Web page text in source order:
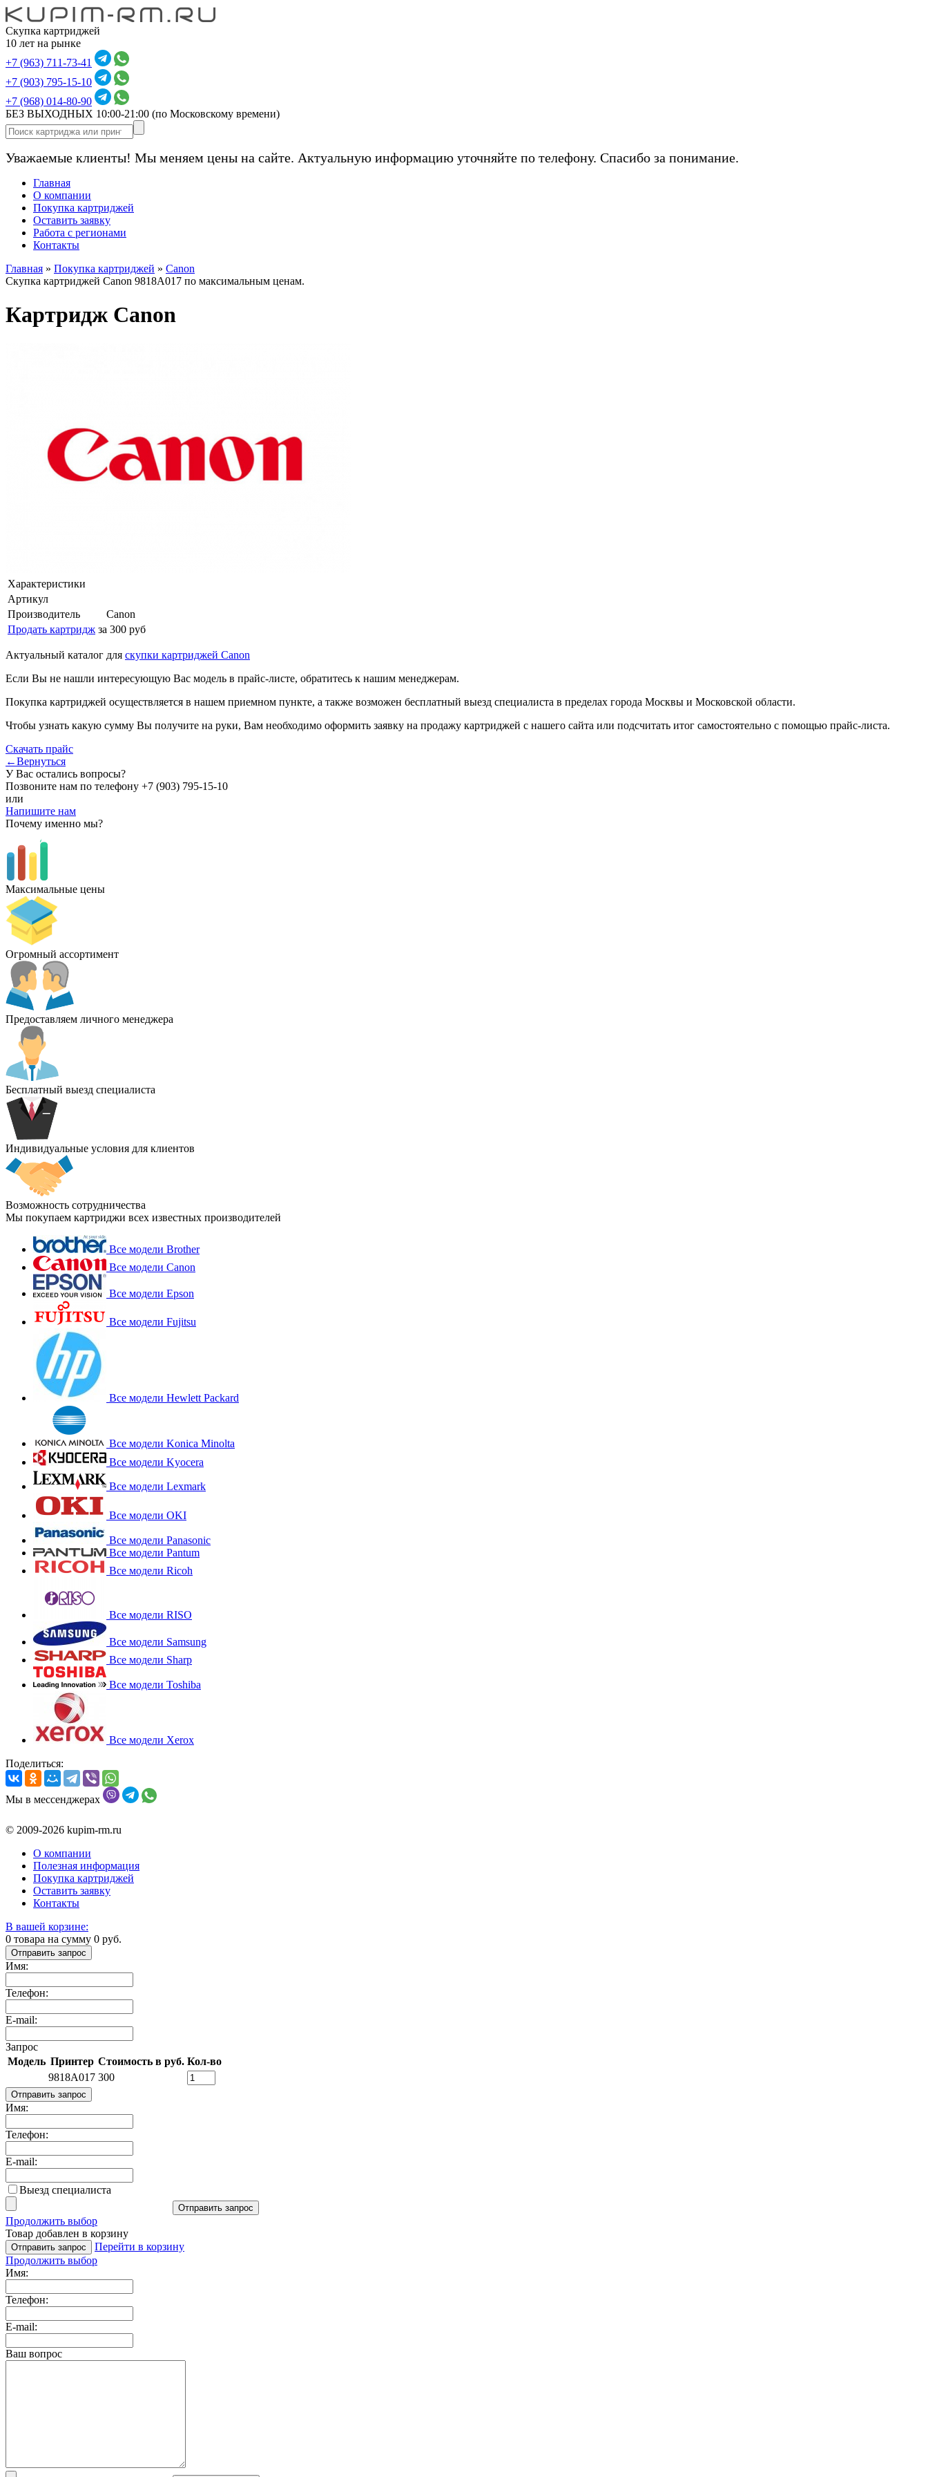
Скупка картриджей
10 лет на рынке
+7 (963) 711-73-41
+7 (903) 795-15-10
+7 (968) 014-80-90
БЕЗ ВЫХОДНЫХ 10:00-21:00 (по Московскому времени)
Уважаемые клиенты! Мы меняем цены на сайте. Актуальную информацию уточняйте по телефону. Спасибо за понимание.
Главная
О компании
Покупка картриджей
Оставить заявку
Работа с регионами
Контакты
Главная » Покупка картриджей » Canon
Скупка картриджей Canon 9818A017 по максимальным ценам.
Картридж Canon
Характеристики
Артикул
Производитель
Canon
Продать картридж за 300 руб
Актуальный каталог для скупки картриджей Canon
Если Вы не нашли интересующую Вас модель в прайс-листе, обратитесь к нашим менеджерам.
Покупка картриджей осуществляется в нашем приемном пункте, а также возможен бесплатный выезд специалиста в пределах города Москвы и Московской области.
Чтобы узнать какую сумму Вы получите на руки, Вам необходимо оформить заявку на продажу картриджей с нашего сайта или подсчитать итог самостоятельно с помощью прайс-листа.
Скачать прайс
←Вернуться
У Вас остались вопросы?
Позвоните нам по телефону +7 (903) 795-15-10
или
Напишите нам
Почему именно мы?
Максимальные цены
Огромный ассортимент
Предоставляем личного менеджера
Бесплатный выезд специалиста
Индивидуальные условия для клиентов
Возможность сотрудничества
Мы покупаем картриджи всех известных производителей
Все модели Brother
Все модели Canon
Все модели Epson
Все модели Fujitsu
Все модели Hewlett Packard
Все модели Konica Minolta
Все модели Kyocera
Все модели Lexmark
Все модели OKI
Все модели Panasonic
Все модели Pantum
Все модели Ricoh
Все модели RISO
Все модели Samsung
Все модели Sharp
Все модели Toshiba
Все модели Xerox
Поделиться:
Мы в мессенджерах
© 2009-2026 kupim-rm.ru
О компании
Полезная информация
Покупка картриджей
Оставить заявку
Контакты
В вашей корзине:
0 товара на сумму 0 руб.
Отправить запрос
Имя:
Телефон:
E-mail:
Запрос
Модель Принтер Стоимость в руб. Кол-во
9818A017 300
Отправить запрос
Имя:
Телефон:
E-mail:
Выезд специалиста
Отправить запрос
Продолжить выбор
Товар добавлен в корзину
Отправить запрос
Перейти в корзину
Продолжить выбор
Имя:
Телефон:
E-mail:
Ваш вопрос